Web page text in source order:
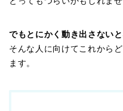
でもとにかく動き出さない
そんな人に向けてこれから
ます。